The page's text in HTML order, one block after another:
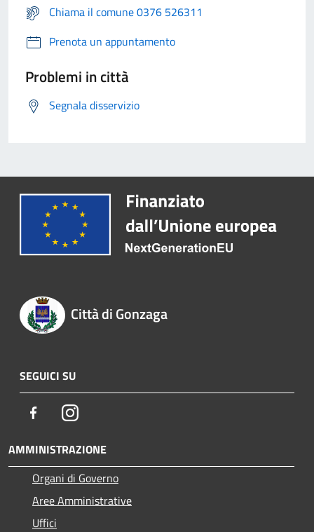
Chiama il comune 0376 526311
Prenota un appuntamento
Problemi in città
Segnala disservizio
Città di Gonzaga
SEGUICI SU
FacebookInstagram
AMMINISTRAZIONE
Organi di Governo
Aree Amministrative
Uffici